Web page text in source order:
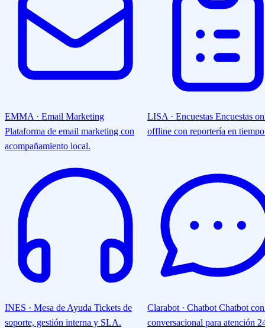
EMMA · Email Marketing
Plataforma de email marketing con
acompañamiento local.
LISA · Encuestas Encuestas
offline con reportería en
INES · Mesa de Ayuda Tickets de
soporte, gestión interna y SLA.
Clarabot · Chatbot Chatbot
conversacional para atención